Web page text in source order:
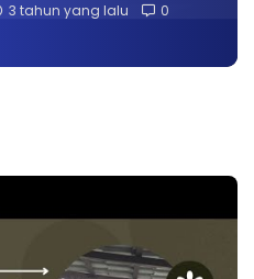
3 tahun yang lalu 0